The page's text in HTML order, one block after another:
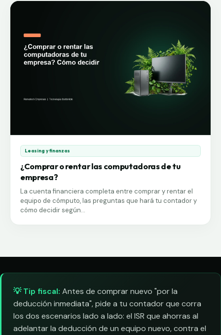
Leasing y finanzas
¿Comprar o rentar las computadoras de tu
empresa?
La cuenta financiera completa entre comprar y rentar el
equipo de cómputo, las preguntas que hará tu contador y
cómo decidir según...
💡 Tip fiscal: Antes de comprar nuevo "por la
deducción inmediata", pide a tu contador que corra
los dos escenarios lado a lado: el ISR que ahorras al
adelantar la deducción de un equipo nuevo, contra el